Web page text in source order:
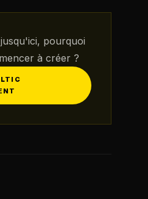
pourquoi
à créer ?